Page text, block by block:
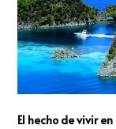
El hecho de vivir